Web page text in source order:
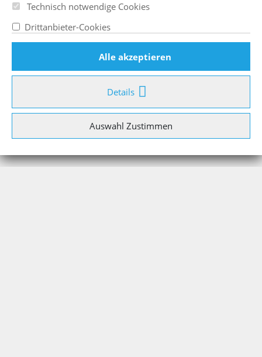
Technisch notwendige Cookies
Drittanbieter-Cookies
Alle akzeptieren
Details
Auswahl Zustimmen